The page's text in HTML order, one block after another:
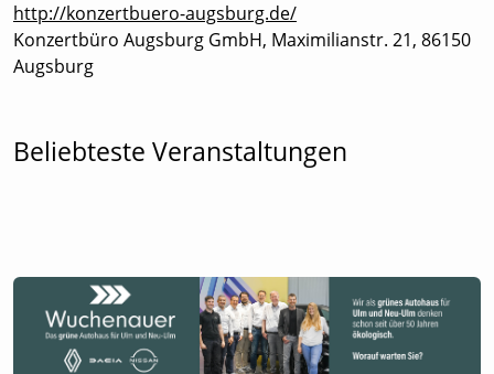
http://konzertbuero-augsburg.de/
Konzertbüro Augsburg GmbH, Maximilianstr. 21, 86150
Augsburg
Beliebteste Veranstaltungen